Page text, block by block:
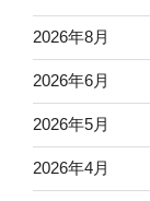
2026年8月
2026年6月
2026年5月
2026年4月